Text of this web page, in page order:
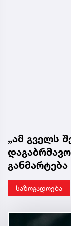
„ამ გველს
განმარტება
საზოგადოება